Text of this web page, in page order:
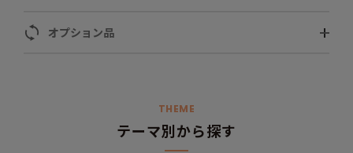
オプション品
THEME
テーマ別から探す